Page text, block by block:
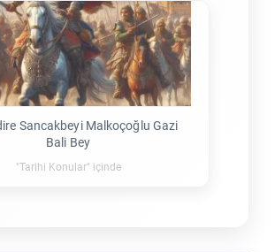
Sancakbeyi Malkoçoğlu Gazi
Bali Bey
"Tarihi Konular" içinde